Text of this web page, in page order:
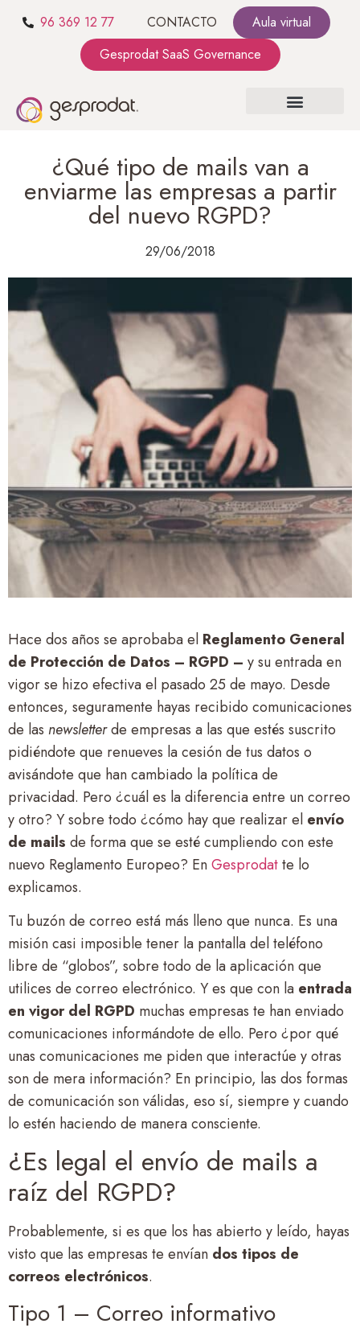
96 369 12 77 CONTACTO
Aula virtual
Gesprodat SaaS Governance
¿Qué tipo de mails van a
enviarme las empresas a partir
del nuevo RGPD?
29/06/2018
Hace dos años se aprobaba el Reglamento General
de Protección de Datos – RGPD – y su entrada en
vigor se hizo efectiva el pasado 25 de mayo. Desde
entonces, seguramente hayas recibido comunicaciones
de las newsletterde empresas a las que estés suscrito
pidiéndote que renueves la cesión de tus datos o
avisándote que han cambiado la política de
privacidad. Pero ¿cuál es la diferencia entre un correo
y otro? Y sobre todo ¿cómo hay que realizar el envío
de mails de forma que se esté cumpliendo con este
nuevo Reglamento Europeo? EnGesprodatte lo
explicamos.
Tu buzón de correo está más lleno que nunca. Es una
misión casi imposible tener la pantalla del teléfono
libre de “globos”, sobre todo de la aplicación que
utilices de correo electrónico. Y es que con la entrada
en vigor del RGPD muchas empresas te han enviado
comunicaciones informándote de ello. Pero ¿por qué
unas comunicaciones me piden que interactúe y otras
son de mera información? En principio, las dos formas
de comunicación son válidas, eso sí, siempre y cuando
lo estén haciendo de manera consciente.
¿Es legal el envío de mails a
raíz del RGPD?
Probablemente, si es que los has abierto y leído, hayas
visto que las empresas te envían dos tipos de
correos electrónicos.
Tipo 1 – Correo informativo